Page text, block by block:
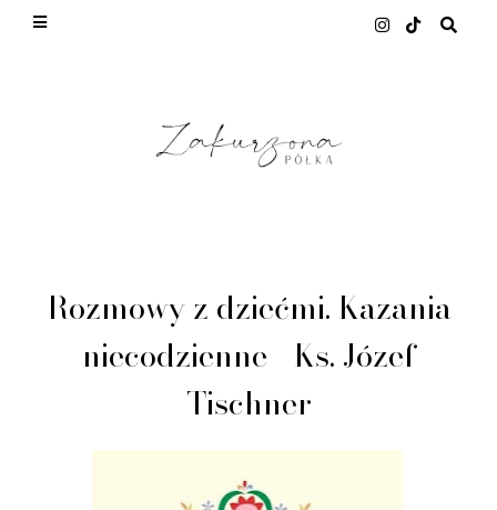
Rozmowy z dziećmi. Kazania
niecodzienne - Ks. Józef
Tischner
This site uses cookies from Google to deliver its
quality of service, generate usage statistics, and
to detect and address abuse.
LEARN MORE